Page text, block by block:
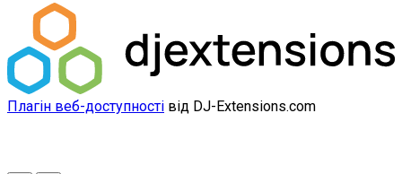
Плагін веб-доступності від DJ-Extensions.com